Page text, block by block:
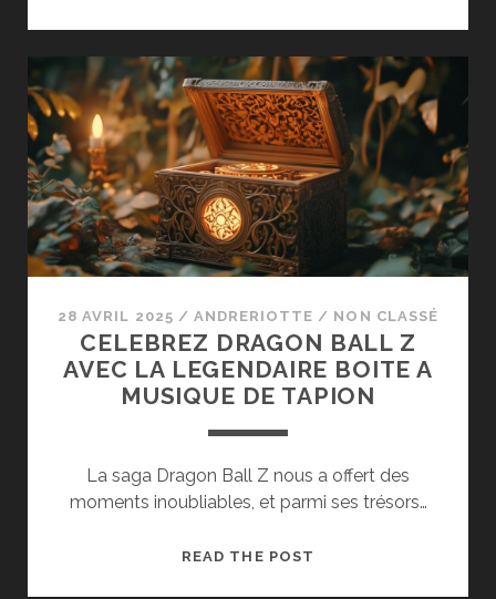
POUR
CORRIGER
LA
DISTORSION
DE
AMPLIS
FI
28 AVRIL 2025 / ANDRERIOTTE / NON CLASSÉ
CELEBREZ DRAGON BALL Z
AVEC LA LEGENDAIRE BOITE A
MUSIQUE DE TAPION
La saga Dragon Ball Z nous a offert des
moments inoubliables, et parmi ses trésors…
READ THE POST